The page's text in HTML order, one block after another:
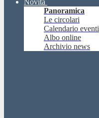
Novità
Panoramica
Le circolari
Calendario eventi
Albo online
Archivio news